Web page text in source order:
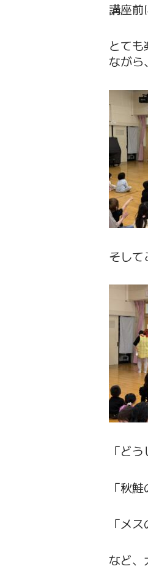
講座前
とて
ながら
そして
「ど
「秋
「メ
など、